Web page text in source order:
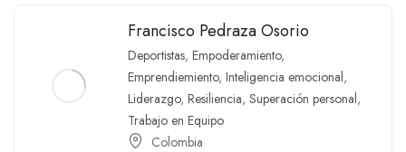
Francisco Pedraza Osorio
Deportistas, Empoderamiento,
Emprendiemiento, Inteligencia emocional,
Liderazgo, Resiliencia, Superación personal,
Trabajo en Equipo
Colombia